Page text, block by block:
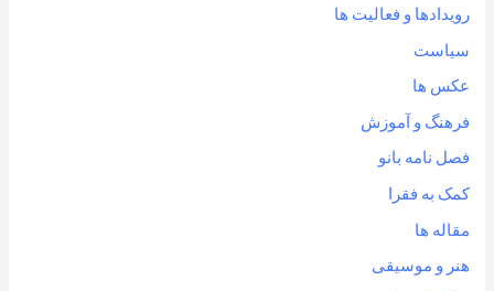
رویدادها و فعالیت ها
سیاست
عکس ها
فرهنگ و آموزش
فصل نامه بانو
کمک به فقرا
مقاله ها
هنر و موسیقی